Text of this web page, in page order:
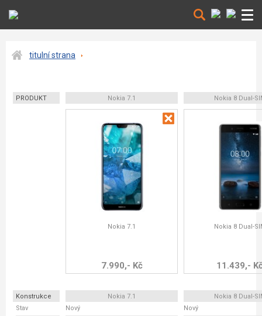
titulní strana
PRODUKT Nokia 7.1 Nokia 8 Dual-
Nokia 7.1
7.990,- Kč
Nokia 8 Dual-
11.439,-
Konstrukce Nokia 7.1
Nokia 8 Dual-
Stav
Nový Nový